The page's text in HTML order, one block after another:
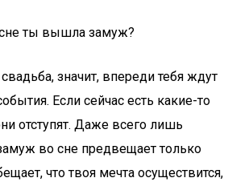
сне ты вышла замуж?
значит, впереди тебя ждут
Если сейчас есть какие-то
отступят. Даже всего лишь
во сне предвещает только
что твоя мечта осуществится,